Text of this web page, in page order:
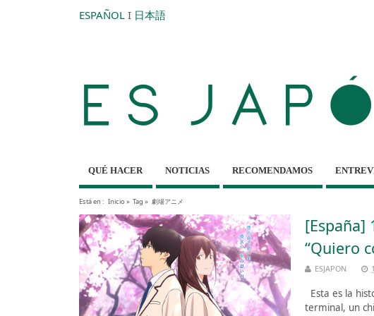
ESPAÑOL I 日本語
QUÉ HACER NOTICIAS RECOMENDAMOS
Está en : Inicio» Tag » 劇場アニメ
[España]
“Quiero
ESJAPON
Esta es la
terminal, un